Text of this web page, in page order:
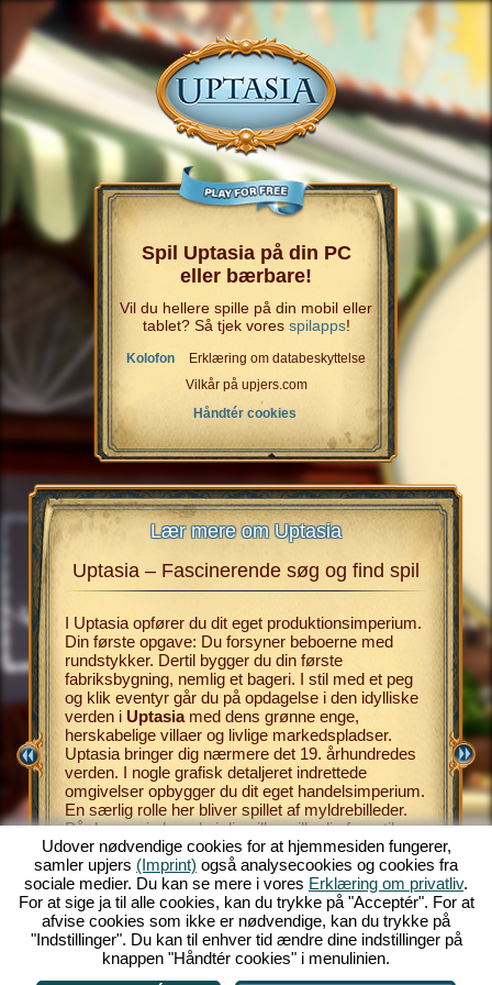
Spil Uptasia på din PC
eller bærbare!
Vil du hellere spille på din mobil eller
tablet? Så tjek vores spilapps!
Kolofon
Erklæring om databeskyttelse
Vilkår på upjers.com
Håndtér cookies
Lær mere om Uptasia
Uptasia – Fascinerende søg og find spil
I Uptasia opfører du dit eget produktionsimperium.
Din første opgave: Du forsyner beboerne med
rundstykker. Dertil bygger du din første
fabriksbygning, nemlig et bageri. I stil med et peg
og klik eventyr går du på opdagelse i den idylliske
verden i Uptasiamed dens grønne enge,
herskabelige villaer og livlige markedspladser.
Uptasia bringer dig nærmere det 19. århundredes
verden. I nogle grafisk detaljeret indrettede
omgivelser opbygger du dit eget handelsimperium.
En særlig rolle her bliver spillet af myldrebilleder.
På denne vis kan du i din villa spille dig frem til
udvidelser til dine fabrikker og produktionssteder
samt yderligere funktioner, idet du finder frem til
bestemte genstande på et billede og klikker på
dem så hurtigt som muligt.
Gratis
mest
så
skal
1800-
centralt
Med
til
tilbyder
find-spil
Udover nødvendige cookies for at hjemmesiden fungerer,
samler upjers (Imprint) også analysecookies og cookies fra
sociale medier. Du kan se mere i vores Erklæring om privatliv.
For at sige ja til alle cookies, kan du trykke på "Acceptér". For at
afvise cookies som ikke er nødvendige, kan du trykke på
"Indstillinger". Du kan til enhver tid ændre dine indstillinger på
knappen "Håndtér cookies" i menulinien.